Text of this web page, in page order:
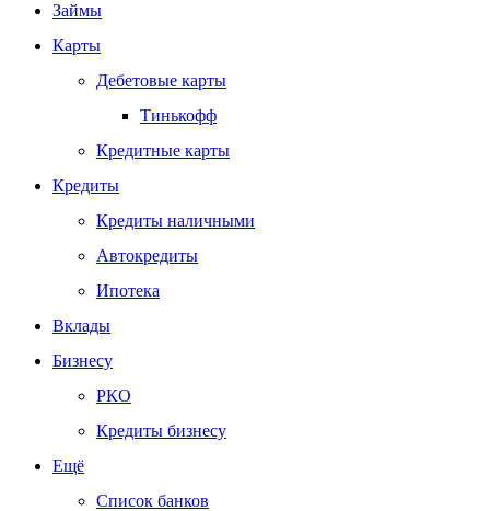
Займы
Карты
Дебетовые карты
Тинькофф
Кредитные карты
Кредиты
Кредиты наличными
Автокредиты
Ипотека
Вклады
Бизнесу
РКО
Кредиты бизнесу
Ещё
Список банков